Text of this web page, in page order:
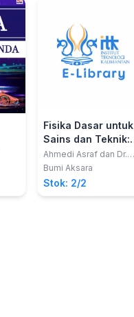
Fisika Dasar untuk
Sains dan Teknik:
Jilid 2 Mekanika
Fluida dan
Termodinamika
Ahmedi Asraf dan Dr.
Budhy Kurniawan, M.Si.
Bumi Aksara
Stok: 2/2